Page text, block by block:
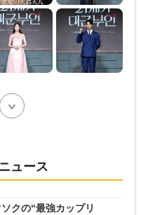
ュース
クの“最強カップリ